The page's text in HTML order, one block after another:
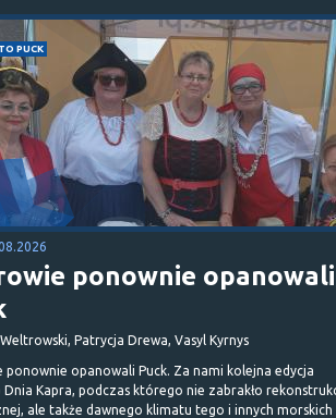
PUCK
ponownie opanowali
Patrycja Drewa, Vasyl Kyrnys
ponownie opanowali Puck. Za nami kolejna edycja
Dnia Kapra, podczas którego nie zabrakło
ale także dawnego klimatu tego i innych morskich